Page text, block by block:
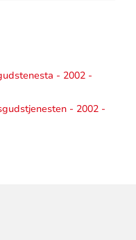
- 2002 -
- 2002 -